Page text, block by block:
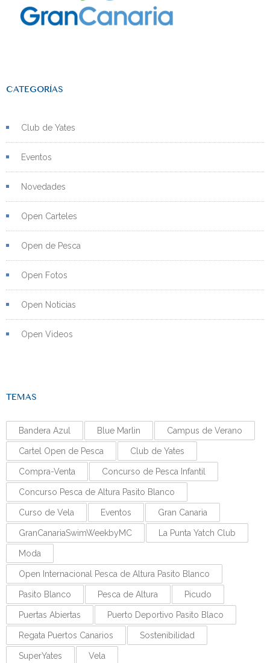
CATEGORÍAS
Club de Yates
Eventos
Novedades
Open Carteles
Open de Pesca
Open Fotos
Open Noticias
Open Videos
TEMAS
Bandera Azul Blue Marlin Campus de Verano
Cartel Open de Pesca Club de Yates
Compra-Venta Concurso de Pesca Infantil
Concurso Pesca de Altura Pasito Blanco
Curso de Vela Eventos Gran Canaria
GranCanariaSwimWeekbyMC La Punta Yatch Club
Moda
Open Internacional Pesca de Altura Pasito Blanco
Pasito Blanco Pesca de Altura Picudo
Puertas Abiertas Puerto Deportivo Pasito Blaco
Regata Puertos Canarios Sostenibilidad
SuperYates Vela